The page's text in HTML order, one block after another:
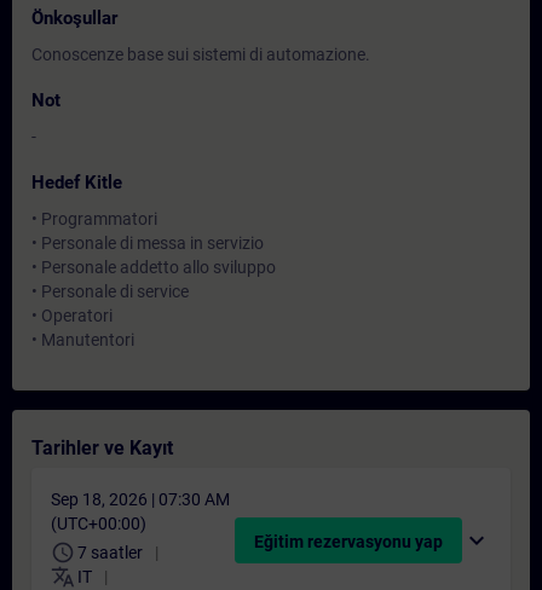
Önkoşullar
Conoscenze base sui sistemi di automazione.
Not
-
Hedef Kitle
• Programmatori
• Personale di messa in servizio
• Personale addetto allo sviluppo
• Personale di service
• Operatori
• Manutentori
Tarihler ve Kayıt
Sep 18, 2026 | 07:30 AM
(UTC+00:00)
schedule 7 saatler
translate IT
Eğitim rezervasyonu yap expand_more